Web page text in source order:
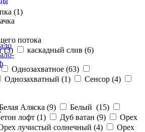
(1)
потока
(3) каскадный слив (6)
Однозахватное (63)
Однозахватный (1) Сенсор (4)
Аляска (9) Белый (15)
лофт (1) Дуб ватан (9)
Орех
лучистый солнечный (4)
Орех